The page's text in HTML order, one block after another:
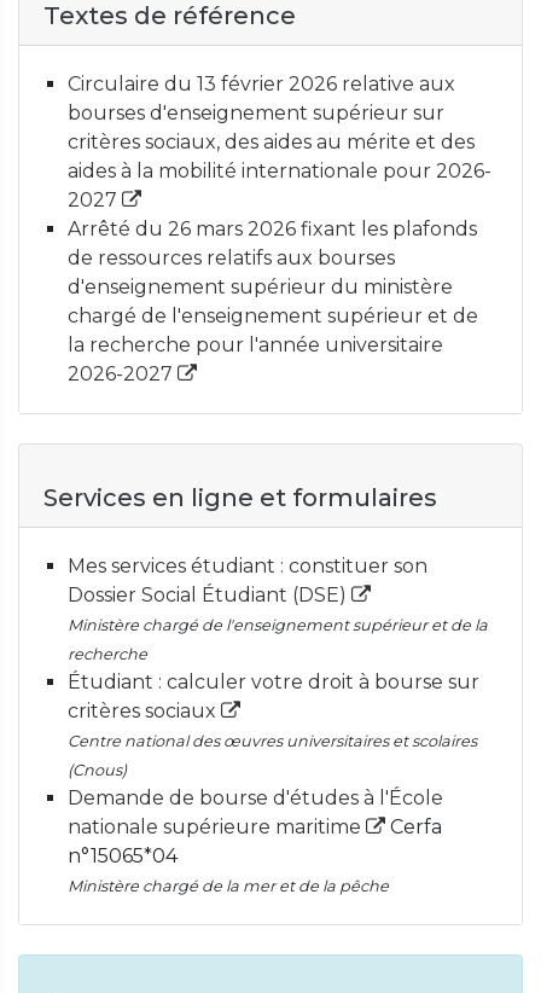
Textes de référence
Circulaire du 13 février 2026 relative aux
bourses d'enseignement supérieur sur
critères sociaux, des aides au mérite et des
aides à la mobilité internationale pour 2026-
2027
Arrêté du 26 mars 2026 fixant les plafonds
de ressources relatifs aux bourses
d'enseignement supérieur du ministère
chargé de l'enseignement supérieur et de
la recherche pour l'année universitaire
2026-2027
Services en ligne et formulaires
Mes services étudiant : constituer son
Dossier Social Étudiant (DSE)
Ministère chargé de l'enseignement supérieur et de la
recherche
Étudiant : calculer votre droit à bourse sur
critères sociaux
Centre national des œuvres universitaires et scolaires
(Cnous)
Demande de bourse d'études à l'École
nationale supérieure maritime
Cerfa
n°15065*04
Ministère chargé de la mer et de la pêche